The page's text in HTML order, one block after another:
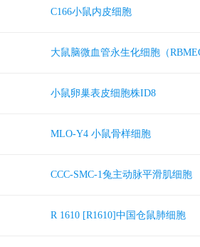
C166小鼠内皮细胞
大鼠脑微血管永生化细胞（
小鼠卵巢表皮细胞株ID8
MLO-Y4 小鼠骨样细胞
CCC-SMC-1兔主动脉平滑肌细胞
R 1610 [R1610]中国仓鼠肺细胞